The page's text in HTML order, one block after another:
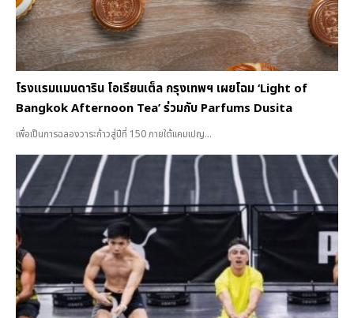
โรงแรมแมนดาริน โอเรียนเต็ล กรุงเทพฯ เผยโฉม ‘Light of
Bangkok Afternoon Tea’ ร่วมกับ Parfums Dusita
เพื่อเป็นการฉลองวาระก้าวสู่ปีที่ 150 ภายใต้แคมเปญ...